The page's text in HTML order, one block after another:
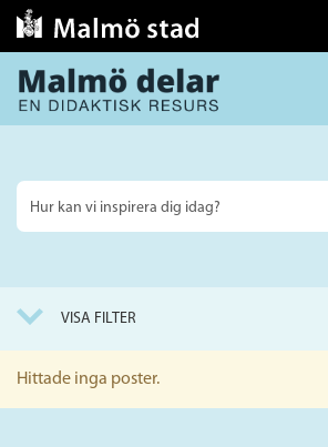
Sök
på
VISA FILTER
Hittade inga poster.